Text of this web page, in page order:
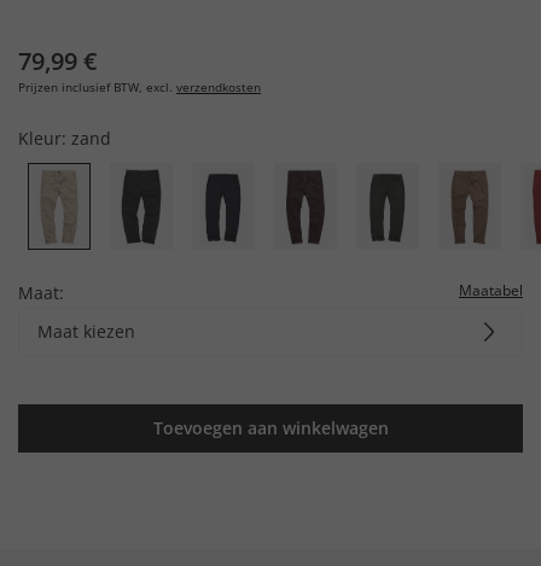
79,99 €
Prijzen inclusief BTW, excl. verzendkosten
Kleur: zand
Maat: Maatabel
Maat kiezen
Toevoegen aan winkelwagen